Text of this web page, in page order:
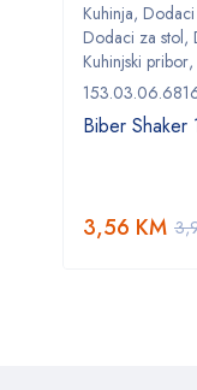
Kuhinja,
Dodaci za stol,
Kuhinjski pribor,
Biber Shaker
3,56 KM